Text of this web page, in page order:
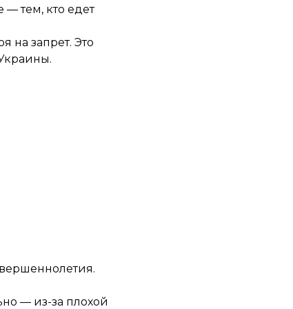
— тем, кто едет
на запрет. Это
— из-за плохой